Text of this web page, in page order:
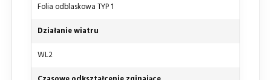
Folia odblaskowa TYP 1
Działanie wiatru
WL2